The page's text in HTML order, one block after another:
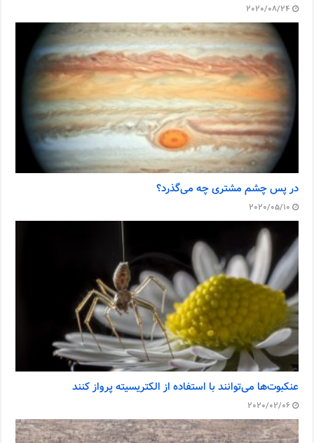
2020/08/24
در پس چشم مشتری چه می‌گذرد؟
2020/05/10
عنکبوت‌ها می‌توانند با استفاده از الکتریسیته پرواز کنند
2020/02/06